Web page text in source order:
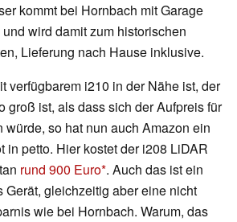
kommt bei Hornbach mit Garage
wird damit zum historischen
Lieferung nach Hause inklusive.
verfügbarem i210 in der Nähe ist, der
groß ist, als dass sich der Aufpreis für
so hat nun auch Amazon ein
in petto. Hier kostet der i208 LiDAR
rund 900 Euro . Auch das ist ein
Gerät, gleichzeitig aber eine nicht
wie bei Hornbach. Warum, das